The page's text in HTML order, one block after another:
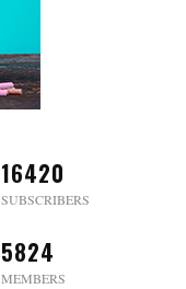
16420
SUBSCRIBERS
5824
MEMBERS